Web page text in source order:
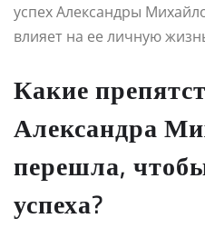
успех Александры
влияет на ее личную
Какие
Александра
перешла,
успеха?